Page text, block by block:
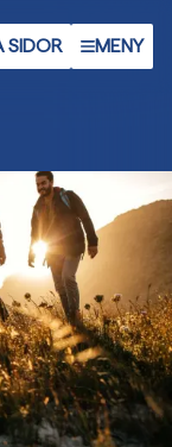
SIDOR MENY